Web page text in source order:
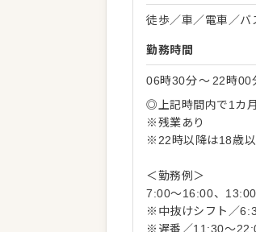
徒歩／車／電車／バ
勤務時間
06時30分〜 22時00
◎上記時間内で1カ
※残業あり
※22時以降は18歳
＜勤務例＞
7:00～16:00、
※中抜けシフト／
※遅番／11:30～